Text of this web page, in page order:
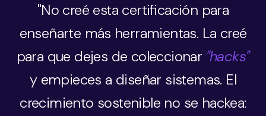
"No creé esta certificación para
enseñarte más herramientas. La creé
para que dejes de coleccionar "hacks"
y empieces a diseñar sistemas. El
crecimiento sostenible no se hackea: